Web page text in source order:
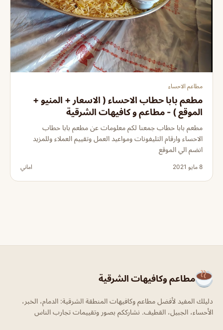
مطاعم الاحساء
مطعم بابا حطاب الاحساء ( الاسعار + المنيو +
الموقع ) - مطاعم و كافيهات الشرقية
مطعم بابا حطاب جمعنا لكم معلومات عن مطعم بابا حطاب
الاحساء وارقام التليفونات ومواعيد العمل وتقييم العملاء وللمزيد
انضم الي الموقع
8 مايو 2021 اماني
مطاعم وكافيهات الشرقية
دليلك المفيد لأفضل مطاعم وكافيهات المنطقة الشرقية: الدمام، الخبر،
الأحساء، الجبيل، القطيف. نشارككم بصور وتقييمات تجارب الناس